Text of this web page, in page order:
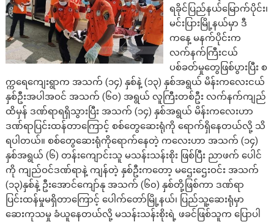
ရခိုင်ပြည်နယ်မြောက်ပိုင်း၊
မင်းပြားမြို့နယ်မှာ ဒီ
ကနေ့ မနက်ပိုင်းက
လက်နက်ကြီးငယ်
ပစ်ခတ်မှုတွေဖြစ်ပွားပြီး စ
က္ကရေကျေးရွာက အသက် (၁၄) နှစ်နဲ့ (၁၃) နှစ်အရွယ် မိန်းကလေးငယ်
နှစ်ဦးအပါအဝင် အသက် (၆၀) အရွယ် လူကြီးတစ်ဦး လက်နက်ကျည်
ထိမှန် ဒဏ်ရာရရှိသွားပြီး အသက် (၁၄) နှစ်အရွယ် မိန်းကလေးဟာ
ဒဏ်ရာပြင်းထန်တာကြောင့် စစ်တွေဆေးရုံကို ရောက်ရှိနေတယ်လို့ သိ
ရပါတယ်။ စစ်တွေဆေးရုံကိုရောက်နေတဲ့ ကလေးဟာ အသက် (၁၄)
နှစ်အရွယ် (၆) တန်းကျောင်းသူ မသန်းသန်းစိုး ဖြစ်ပြီး ညာဖက် ပေါင်
ကို ကျည်ဝင်ဒဏ်ရာနဲ့ ကျန်တဲ့ နှစ်ဦးကတော့ မဌေးဌေးဝင်း အသက်
(၁၃)နှစ်နဲ့ ဦးအောင်ကျော်နု အသက် (၆၀) နှစ်တို့ဖြစ်ကာ ဒဏ်ရာ
ပြင်းထန်မှုမရှိတာကြောင့် ပေါက်တော်မြို့နယ်၊ ပြည်သူ့ဆေးရုံမှာ
ဆေးကုသမှု ခံယူနေတယ်လို့ မသန်းသန်းစိုးရဲ့ ဖခင်ဖြစ်သူက ပြောပါ